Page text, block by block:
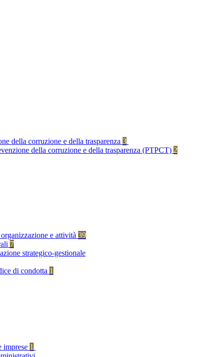
della corruzione e della trasparenza 3
della corruzione e della trasparenza (PTPCT) 2
e attività 39
7
strategico-gestionale
di condotta 1
imprese 1